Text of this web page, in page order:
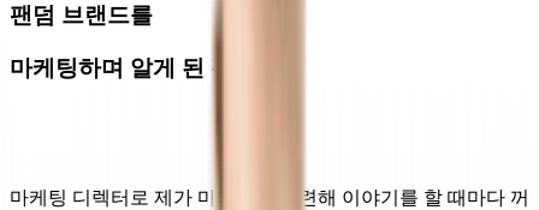
팬덤 브랜드를
마케팅하며 알게 된 것
마케팅 디렉터로 제가 마케팅과 관련해 이야기를 할 때마다 꺼